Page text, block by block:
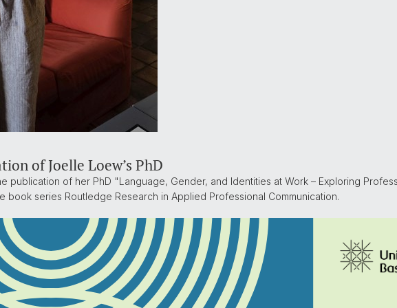
of Joelle Loew’s PhD
publication of her PhD "Language, Gender, and Identities at Work – Exploring
book series Routledge Research in Applied Professional Communication.